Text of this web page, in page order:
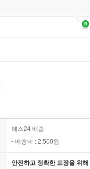
예스24 배송
배송비 : 2,500원
안전하고 정확한 포장을 위